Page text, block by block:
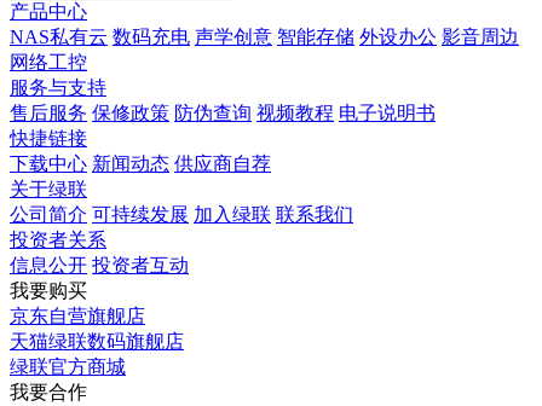
产品中心
NAS私有云 数码充电 声学创意 智能存储 外设办公 影音周边
网络工控
服务与支持
售后服务 保修政策 防伪查询 视频教程 电子说明书
快捷链接
下载中心 新闻动态 供应商自荐
关于绿联
公司简介 可持续发展 加入绿联 联系我们
投资者关系
信息公开 投资者互动
我要购买
京东自营旗舰店
天猫绿联数码旗舰店
绿联官方商城
我要合作